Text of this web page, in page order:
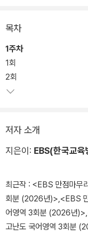
목차
1주차
1회
2회
저자 소개
지은이: EBS(한국교육
최근작 : <EBS 만점마무
회분 (2026년)>,<EBS
어영역 3회분 (2026년)>,
고난도 국어영역 3회분